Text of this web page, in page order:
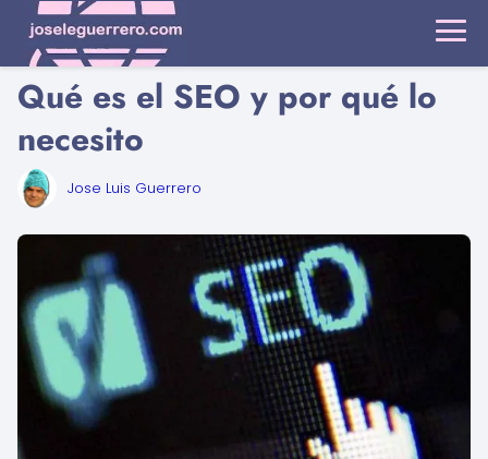
Qué es el SEO y por qué lo
necesito
Jose Luis Guerrero